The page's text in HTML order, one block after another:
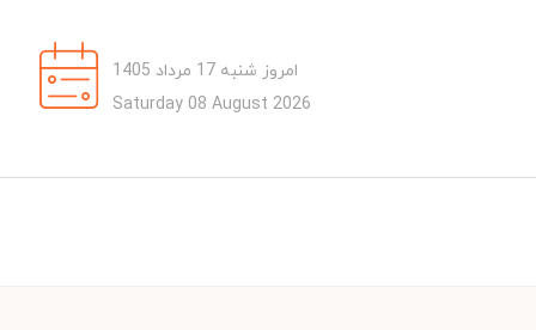
امروز شنبه 17 مرداد 1405
Saturday 08 August 2026